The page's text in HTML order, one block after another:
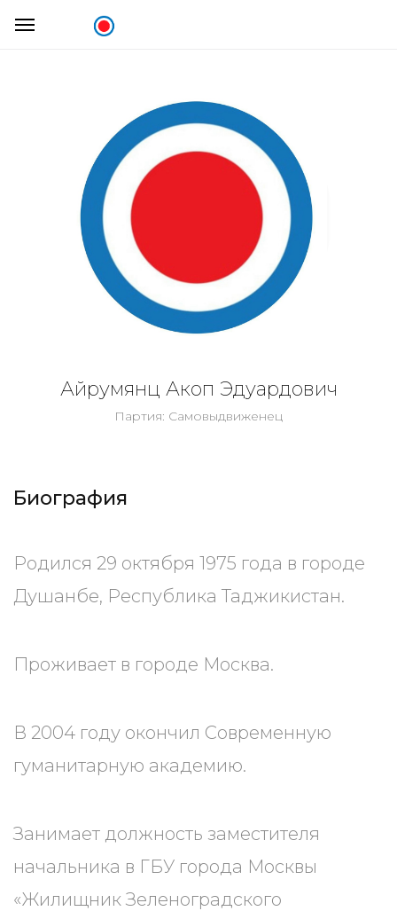
Айрумянц Акоп Эдуардович
Партия: Самовыдвиженец
Биография
Родился 29 октября 1975 года в городе
Душанбе, Республика Таджикистан.
Проживает в городе Москва.
В 2004 году окончил Современную
гуманитарную академию.
Занимает должность заместителя
начальника в ГБУ города Москвы
«Жилищник Зеленоградского